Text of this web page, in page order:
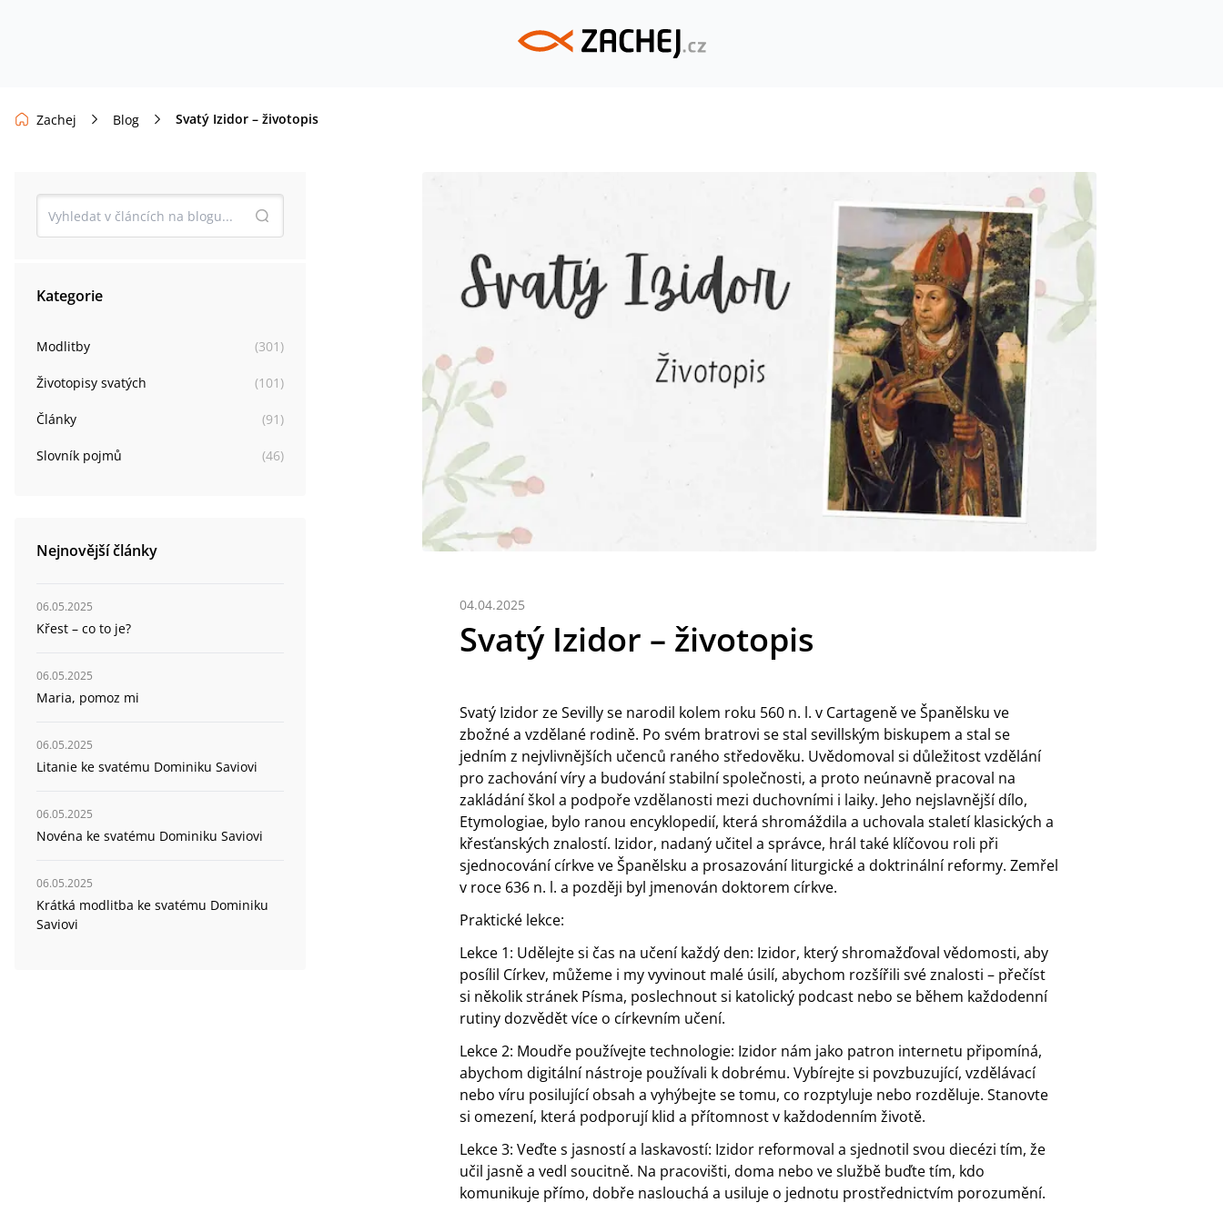
Zachej Blog Svatý Izidor – životopis
Kategorie
Modlitby (301 )
Životopisy svatých (101 )
Články (91 )
Slovník pojmů (46)
Nejnovější články
06.05.2025
Křest – co to je?
06.05.2025
Maria, pomoz mi
06.05.2025
Litanie ke svatému Dominiku Saviovi
06.05.2025
Novéna ke svatému Dominiku Saviovi
06.05.2025
Krátká modlitba ke svatému Dominiku
Saviovi
04.04.2025
Svatý Izidor – životopis
Svatý Izidor ze Sevilly se narodil kolem roku 560 n. l. v Cartageně ve Španělsku ve
zbožné a vzdělané rodině. Po svém bratrovi se stal sevillským biskupem a stal se
jedním z nejvlivnějších učenců raného středověku. Uvědomoval si důležitost vzdělání
pro zachování víry a budování stabilní společnosti, a proto neúnavně pracoval na
zakládání škol a podpoře vzdělanosti mezi duchovními i laiky. Jeho nejslavnější dílo,
Etymologiae, bylo ranou encyklopedií, která shromáždila a uchovala staletí klasických a
křesťanských znalostí. Izidor, nadaný učitel a správce, hrál také klíčovou roli při
sjednocování církve ve Španělsku a prosazování liturgické a doktrinální reformy. Zemřel
v roce 636 n. l. a později byl jmenován doktorem církve.
Praktické lekce:
Lekce 1: Udělejte si čas na učení každý den: Izidor, který shromažďoval vědomosti, aby
posílil Církev, můžeme i my vyvinout malé úsilí, abychom rozšířili své znalosti – přečíst
si několik stránek Písma, poslechnout si katolický podcast nebo se během každodenní
rutiny dozvědět více o církevním učení.
Lekce 2: Moudře používejte technologie: Izidor nám jako patron internetu připomíná,
abychom digitální nástroje používali k dobrému. Vybírejte si povzbuzující, vzdělávací
nebo víru posilující obsah a vyhýbejte se tomu, co rozptyluje nebo rozděluje. Stanovte
si omezení, která podporují klid a přítomnost v každodenním životě.
Lekce 3: Veďte s jasností a laskavostí: Izidor reformoval a sjednotil svou diecézi tím, že
učil jasně a vedl soucitně. Na pracovišti, doma nebo ve službě buďte tím, kdo
komunikuje přímo, dobře naslouchá a usiluje o jednotu prostřednictvím porozumění.